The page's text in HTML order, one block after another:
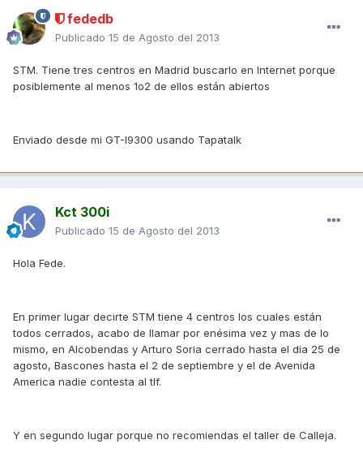
fededb
Publicado 15 de Agosto del 2013
STM. Tiene tres centros en Madrid buscarlo en Internet porque
posiblemente al menos 1o2 de ellos están abiertos
Enviado desde mi GT-I9300 usando Tapatalk
Kct 300i
Publicado 15 de Agosto del 2013
Hola Fede.
En primer lugar decirte STM tiene 4 centros los cuales están
todos cerrados, acabo de llamar por enésima vez y mas de lo
mismo, en Alcobendas y Arturo Soria cerrado hasta el dia 25 de
agosto, Bascones hasta el 2 de septiembre y el de Avenida
America nadie contesta al tlf.
Y en segundo lugar porque no recomiendas el taller de Calleja.